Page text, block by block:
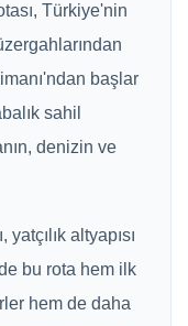
Türkiye'nin
başlar
sahil
denizin ve
altyapısı
bu rota hem ilk
hem de daha